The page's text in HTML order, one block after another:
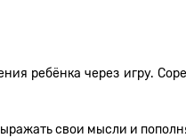
ребёнка через игру.
свои мысли и